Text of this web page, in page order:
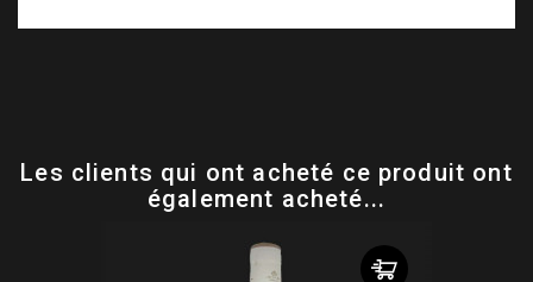
Les clients qui ont acheté ce produit ont
également acheté...